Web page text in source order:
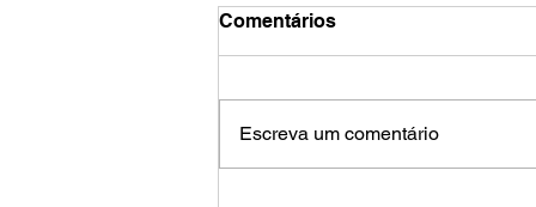
Comentários
Escreva um comentário